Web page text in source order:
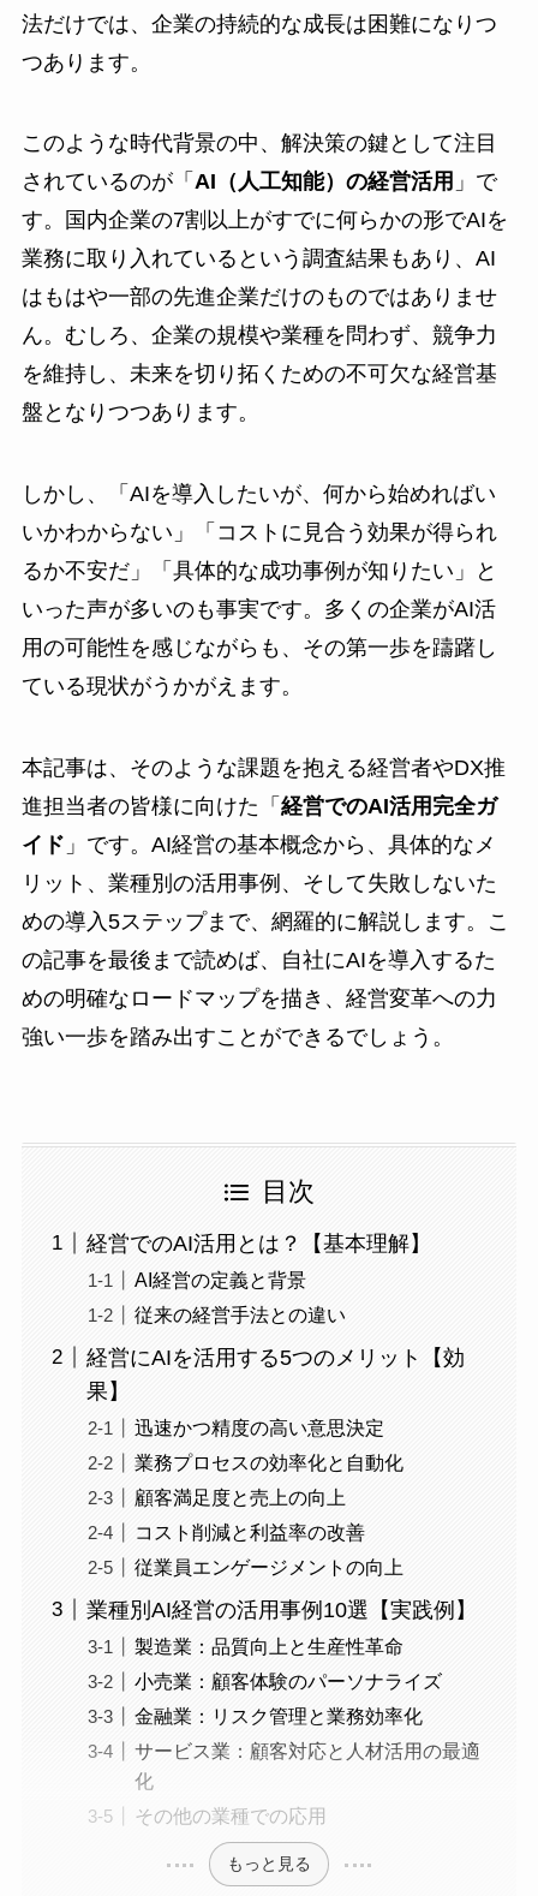
法だけでは、企業の持続的な成長は困難になりつ
つあります。
このような時代背景の中、解決策の鍵として注目
されているのが「 AI（人工知能）の経営活用 」で
す。国内企業の7割以上がすでに何らかの形でAIを
業務に取り入れているという調査結果もあり、AI
はもはや一部の先進企業だけのものではありませ
ん。むしろ、企業の規模や業種を問わず、競争力
を維持し、未来を切り拓くための不可欠な経営基
盤となりつつあります。
しかし、「AIを導入したいが、何から始めればい
いかわからない」「コストに見合う効果が得られ
るか不安だ」「具体的な成功事例が知りたい」と
いった声が多いのも事実です。多くの企業がAI活
用の可能性を感じながらも、その第一歩を躊躇し
ている現状がうかがえます。
本記事は、そのような課題を抱える経営者やDX推
進担当者の皆様に向けた「 経営でのAI活用完全ガ
イド 」です。AI経営の基本概念から、具体的なメ
リット、業種別の活用事例、そして失敗しないた
めの導入5ステップまで、網羅的に解説します。こ
の記事を最後まで読めば、自社にAIを導入するた
めの明確なロードマップを描き、経営変革への力
強い一歩を踏み出すことができるでしょう。
目次
経営でのAI活用とは？【基本理解】
AI経営の定義と背景
従来の経営手法との違い
経営にAIを活用する5つのメリット【効
果】
迅速かつ精度の高い意思決定
業務プロセスの効率化と自動化
顧客満足度と売上の向上
コスト削減と利益率の改善
従業員エンゲージメントの向上
業種別AI経営の活用事例10選【実践例】
製造業：品質向上と生産性革命
小売業：顧客体験のパーソナライズ
金融業：リスク管理と業務効率化
サービス業：顧客対応と人材活用の最適
化
その他の業種での応用
もっと見る